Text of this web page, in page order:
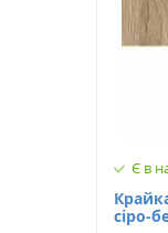
Є в
сіро-